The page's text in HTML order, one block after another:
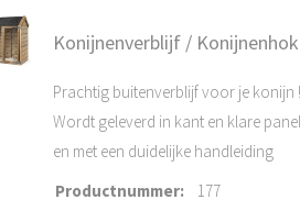
Konijnenverblijf /
Prachtig buitenverblijf voor je konijn !
Wordt geleverd in kant en klare
en met een duidelijke handleiding
Productnummer:
177